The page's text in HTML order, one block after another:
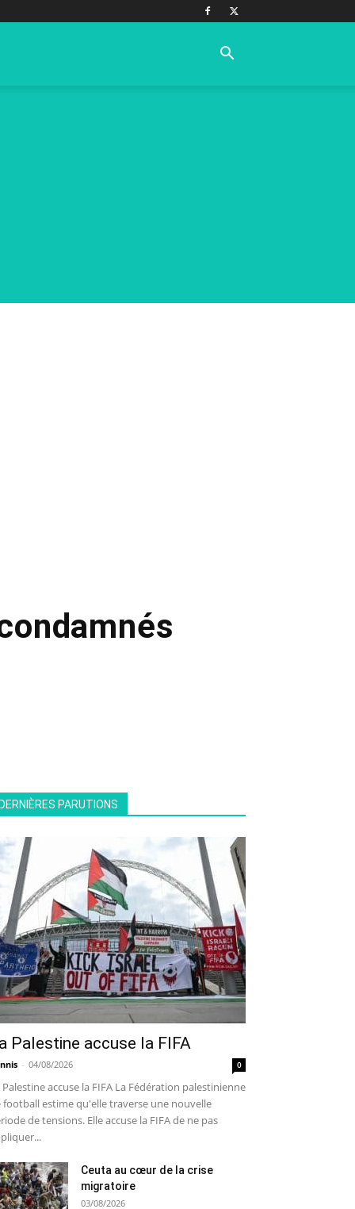
DERNIÈRES PARUTIONS
Palestine accuse la FIFA
- 04/08/2026 0
Palestine accuse la FIFA La Fédération palestinienne
football estime qu'elle traverse une nouvelle
de tensions. Elle accuse la FIFA de ne pas
Ceuta au cœur de la crise
migratoire
03/08/2026